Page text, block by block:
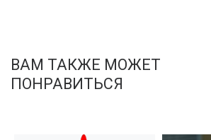
ВАМ ТАКЖЕ МОЖЕТ
ПОНРАВИТЬСЯ